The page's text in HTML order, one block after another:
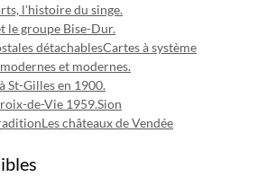
l'histoire du singe.
le groupe Bise-Dur.
détachablesCartes à système
et modernes.
St-Gilles en 1900.
de-Vie 1959.Sion
Les châteaux de Vendée